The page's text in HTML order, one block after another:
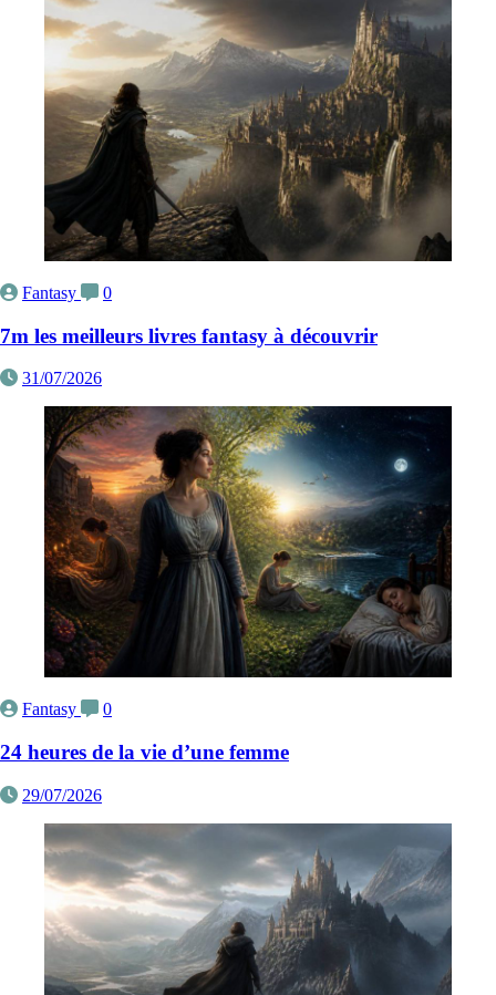
Fantasy 0
7m les meilleurs livres fantasy à découvrir
31/07/2026
Fantasy 0
24 heures de la vie d’une femme
29/07/2026